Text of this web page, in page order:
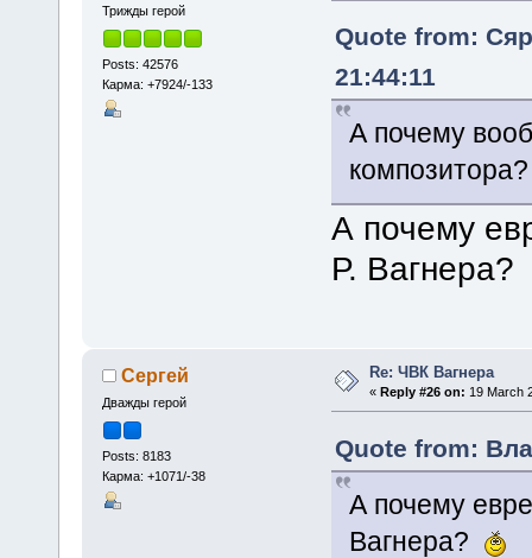
Трижды герой
Posts: 42576
Карма: +7924/-133
Quote from:
21:44:11
А почему
композитора?
А почему
Р. Вагнера?
Сергей
Дважды герой
Posts: 8183
Карма: +1071/-38
Re: ЧВК Вагнера
«Reply #26 on: 19 March
Quote from:
А почему
Вагнера?